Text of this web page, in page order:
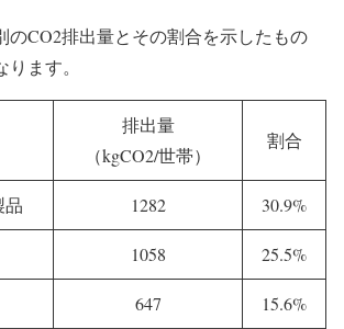
のCO2排出量とその割合を示したもの
ます。
排出量
（kgCO2/世帯）
割合
品 1282 30.9%
1058 25.5%
647 15.6%